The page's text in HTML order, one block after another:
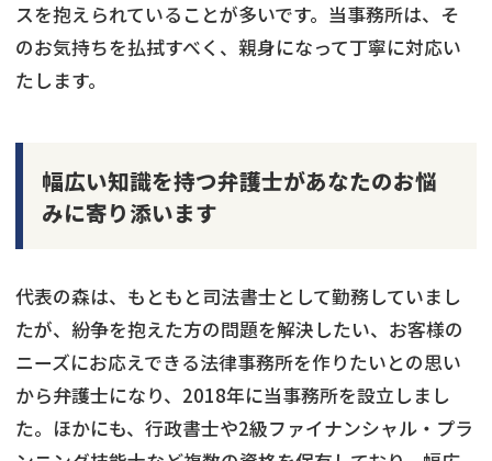
スを抱えられていることが多いです。当事務所は、そ
のお気持ちを払拭すべく、親身になって丁寧に対応い
たします。
幅広い知識を持つ弁護士があなたのお悩
みに寄り添います
代表の森は、もともと司法書士として勤務していまし
たが、紛争を抱えた方の問題を解決したい、お客様の
ニーズにお応えできる法律事務所を作りたいとの思い
から弁護士になり、2018年に当事務所を設立しまし
た。ほかにも、行政書士や2級ファイナンシャル・プラ